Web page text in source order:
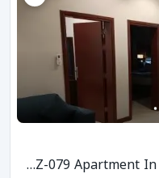
KGZ-079 Apartment In Region Durat Alarous, Jeddah